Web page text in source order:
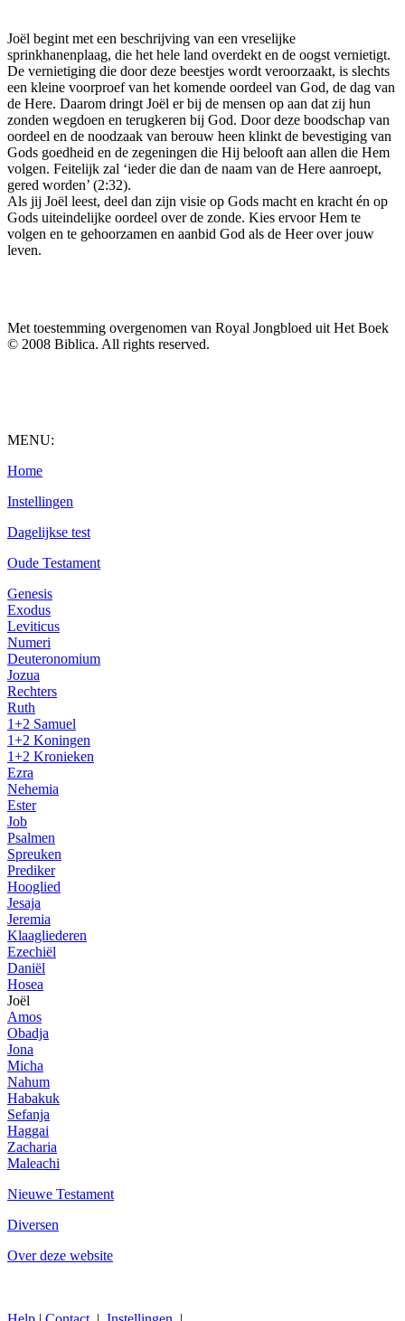
Joël begint met een beschrijving van een vreselijke
sprinkhanenplaag, die het hele land overdekt en de oogst vernietigt.
De vernietiging die door deze beestjes wordt veroorzaakt, is slechts
een kleine voorproef van het komende oordeel van God, de dag van
de Here. Daarom dringt Joël er bij de mensen op aan dat zij hun
zonden wegdoen en terugkeren bij God. Door deze boodschap van
oordeel en de noodzaak van berouw heen klinkt de bevestiging van
Gods goedheid en de zegeningen die Hij belooft aan allen die Hem
volgen. Feitelijk zal ‘ieder die dan de naam van de Here aanroept,
gered worden’ (2:32).
Als jij Joël leest, deel dan zijn visie op Gods macht en kracht én op
Gods uiteindelijke oordeel over de zonde. Kies ervoor Hem te
volgen en te gehoorzamen en aanbid God als de Heer over jouw
leven.
Met toestemming overgenomen van Royal Jongbloed uit Het Boek
© 2008 Biblica. All rights reserved.
MENU:
Home
Instellingen
Dagelijkse test
Oude Testament
Genesis
Exodus
Leviticus
Numeri
Deuteronomium
Jozua
Rechters
Ruth
1+2 Samuel
1+2 Koningen
1+2 Kronieken
Ezra
Nehemia
Ester
Job
Psalmen
Spreuken
Prediker
Hooglied
Jesaja
Jeremia
Klaagliederen
Ezechiël
Daniël
Hosea
Joël
Amos
Obadja
Jona
Micha
Nahum
Habakuk
Sefanja
Haggai
Zacharia
Maleachi
Nieuwe Testament
Diversen
Over deze website